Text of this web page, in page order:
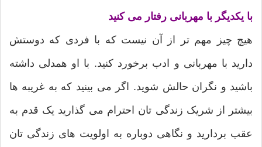
با یکدیگر با مهربانی رفتار می کنید
هیچ چیز مهم تر از آن نیست که با فردی که دوستش
دارید با مهربانی و ادب برخورد کنید. با او همدلی داشته
باشید و نگران حالش شوید. اگر می بینید که به غریبه ها
بیشتر از شریک زندگی تان احترام می گذارید یک قدم به
عقب بردارید و نگاهی دوباره به اولویت های زندگی تان